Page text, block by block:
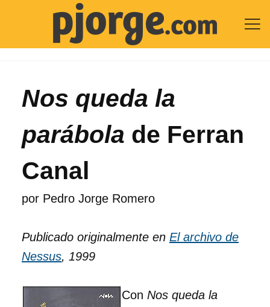

Nos queda la
parábola de Ferran
Canal
por Pedro Jorge Romero
Publicado originalmente en El archivo de
Nessus, 1999
Con Nos queda la